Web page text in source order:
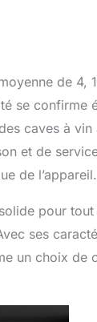
de 4,
se confirme
caves à
et de
de l’appareil.
pour
ses
un choix de